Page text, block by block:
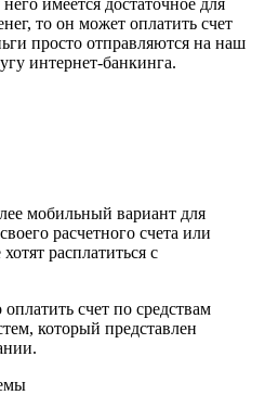
то он может оплатить счет
просто отправляются на наш
интернет-банкинга.
мобильный вариант для
расчетного счета или
расплатиться с
счет по средствам
который представлен